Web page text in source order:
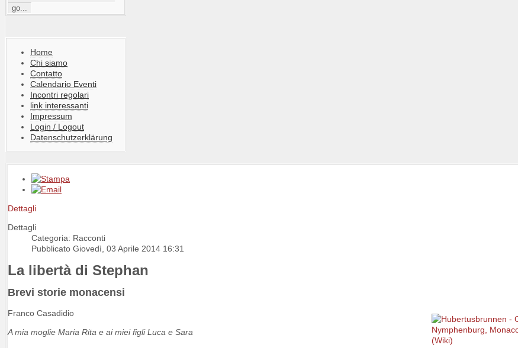
Home
Chi siamo
Contatto
Calendario Eventi
Incontri regolari
link interessanti
Impressum
Login / Logout
Datenschutzerklärung
Dettagli
Dettagli
Categoria: Racconti
Pubblicato Giovedì, 03 Aprile 2014 16:31
La libertà di Stephan
Brevi storie monacensi
Franco Casadidio
A mia moglie Maria Rita e ai miei figli Luca e Sara